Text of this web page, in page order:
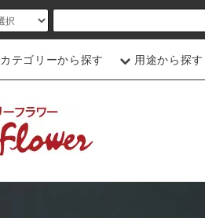
カテゴリーから探す 用途から探す